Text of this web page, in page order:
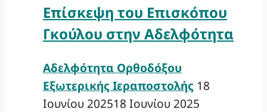
Επίσκεψη του Επισκόπου
Γκούλου στην Αδελφότητα
Αδελφότητα Ορθοδόξου
Εξωτερικής Ιεραποστολής 18
Ιουνίου 202518 Ιουνίου 2025